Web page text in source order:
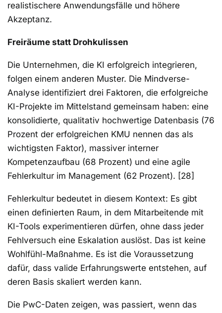
realistischere Anwendungsfälle und höhere
Akzeptanz.
Freiräume statt Drohkulissen
Die Unternehmen, die KI erfolgreich integrieren,
folgen einem anderen Muster. Die Mindverse-
Analyse identifiziert drei Faktoren, die erfolgreiche
KI-Projekte im Mittelstand gemeinsam haben: eine
konsolidierte, qualitativ hochwertige Datenbasis (76
Prozent der erfolgreichen KMU nennen das als
wichtigsten Faktor), massiver interner
Kompetenzaufbau (68 Prozent) und eine agile
Fehlerkultur im Management (62 Prozent). [28]
Fehlerkultur bedeutet in diesem Kontext: Es gibt
einen definierten Raum, in dem Mitarbeitende mit
KI-Tools experimentieren dürfen, ohne dass jeder
Fehlversuch eine Eskalation auslöst. Das ist keine
Wohlfühl-Maßnahme. Es ist die Voraussetzung
dafür, dass valide Erfahrungswerte entstehen, auf
deren Basis skaliert werden kann.
Die PwC-Daten zeigen, was passiert, wenn das